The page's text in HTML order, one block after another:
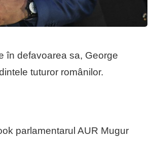
în defavoarea sa, George
tuturor românilor.
parlamentarul AUR Mugur